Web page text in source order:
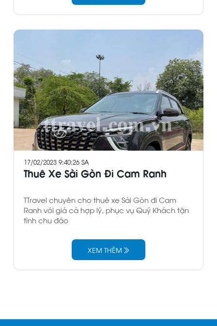
17/02/2023 9:40:26 SA
Thuê Xe Sài Gòn Đi Cam Ranh
TTravel chuyên cho thuê xe Sài Gòn đi Cam
Ranh với giá cả hợp lý, phục vụ Quý Khách tận
tình chu đáo
XEM THÊM